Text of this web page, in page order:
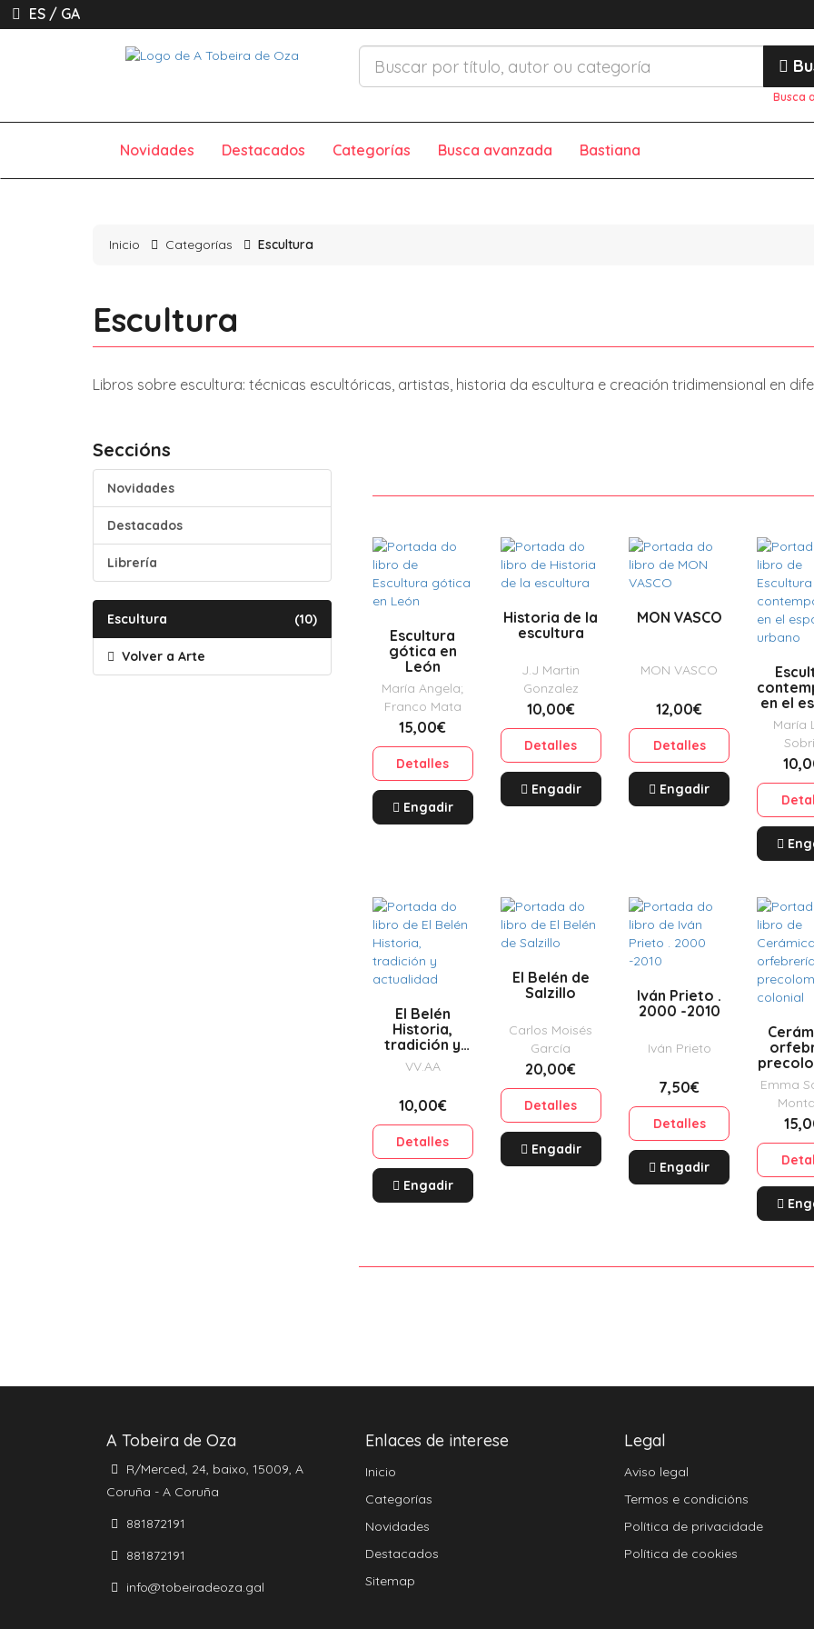
ES / GA
Busca
Novidades Destacados Categorías Busca avanzada Bastiana
Inicio Categorías Escultura
Escultura
Libros sobre escultura: técnicas escultóricas, artistas, historia da escultura e creación tridimensional en
Escultura
gótica en
León
María Angela;
Franco Mata
15,00€
Detalles
Engadir
Historia de la
escultura
J.J Martin
Gonzalez
10,00€
Detalles
Engadir
MON VASCO
MON VASCO
12,00€
Detalles
Engadir
en el
María
El Belén
Historia,
tradición y
actualidad
VV.AA
10,00€
Detalles
Engadir
El Belén de
Salzillo
Carlos Moisés
García
20,00€
Detalles
Engadir
Iván Prieto .
2000 -2010
Iván Prieto
7,50€
Detalles
Engadir
y
Emma
Seccións
Novidades
Destacados
Librería
Escultura (10)
Volver a Arte
A Tobeira de Oza
R/Merced, 24, baixo, 15009, A
Coruña - A Coruña
881872191
881872191
info@tobeiradeoza.gal
Enlaces de interese
Inicio
Categorías
Novidades
Destacados
Sitemap
Legal
Aviso legal
Termos e condicións
Política de privacidade
Política de cookies